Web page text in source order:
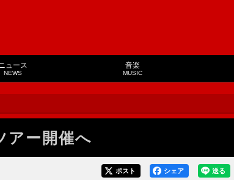
ニュース
NEWS
音楽
MUSIC
アー開催へ
送る
シェア
ポスト